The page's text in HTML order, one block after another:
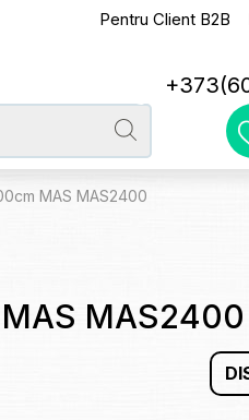
Pentru Client B2B
MAS MAS2400
MAS2400